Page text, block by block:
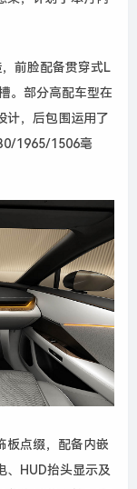
前脸配备贯穿式L
。部分高配车型在
计，后包围运用了
1965/1506毫
板点缀，配备内嵌
、HUD抬头显示及